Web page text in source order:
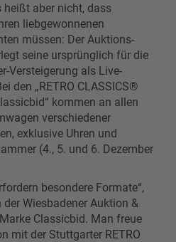
heißt aber nicht, dass
liebgewonnenen
müssen: Der Auktions-
seine ursprünglich für die
Versteigerung als Live-
den „RETRO CLASSICS®
kommen an allen
verschiedener
exklusive Uhren und
(4., 5. und 6. Dezember
besondere Formate“,
Wiesbadener Auktion &
Classicbid. Man freue
mit der Stuttgarter RETRO